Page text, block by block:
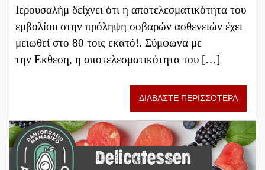
Ιερουσαλήμ δείχνει ότι η αποτελεσματικότητα του
εμβολίου στην πρόληψη σοβαρών ασθενειών έχει
μειωθεί στο 80 τοις εκατό!. Σύμφωνα με
την Eκθεση, η αποτελεσματικότητα του […]
ΔΙΑΒΑΣΤΕ ΠΕΡΙΣΣΟΤΕΡΑ